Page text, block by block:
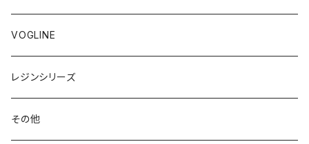
VOGLINE
レジンシリーズ
その他